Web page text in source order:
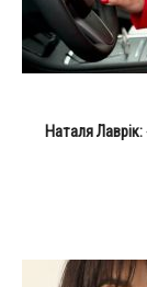
Наталя